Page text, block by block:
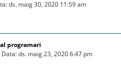
ds. maig 30, 2020 11:59 am
programari
Data: ds. maig 23, 2020 6:47 pm